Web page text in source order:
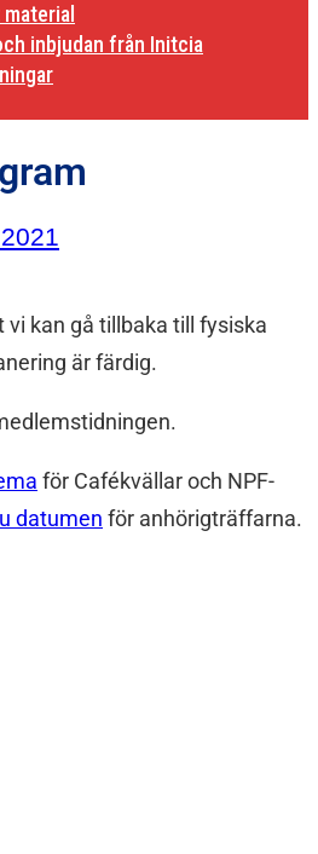
inbjudan från Initcia
kan gå tillbaka till fysiska
är färdig.
för Cafékvällar och NPF-
datumen för anhörigträffarna.